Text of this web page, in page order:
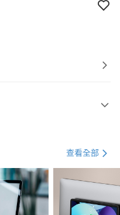
第一商業銀行
21家銀行
查看全部